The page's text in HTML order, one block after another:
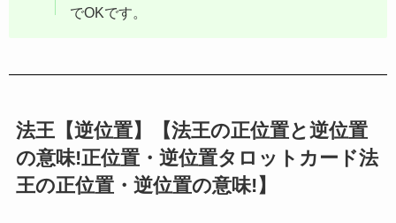
でOKです。
法王【逆位置】【法王の正位置と逆位置
の意味!正位置・逆位置タロットカード法
王の正位置・逆位置の意味!】